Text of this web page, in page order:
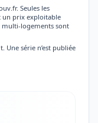
Seules les
prix exploitable
multi-logements sont
Une série n’est publiée